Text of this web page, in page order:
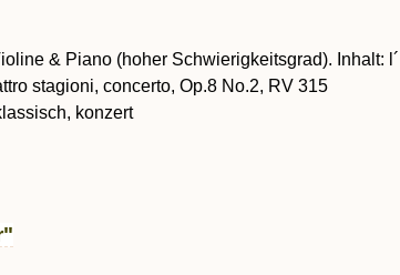
& Piano (hoher Schwierigkeitsgrad). Inhalt: l´
stagioni, concerto, Op.8 No.2, RV 315
konzert